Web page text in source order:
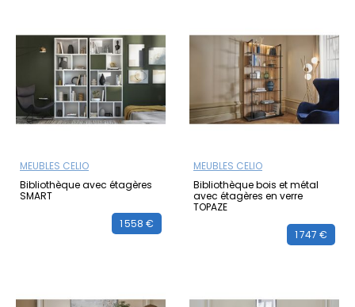
MEUBLES CELIO
Bibliothèque avec étagères
SMART
1 558 €
MEUBLES CELIO
Bibliothèque bois et métal
avec étagères en verre
TOPAZE
1 747 €